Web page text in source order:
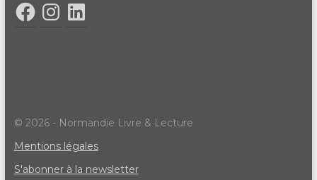
© 2026 - Normandie Livre & Lecture
Mentions légales
S'abonner à la newsletter